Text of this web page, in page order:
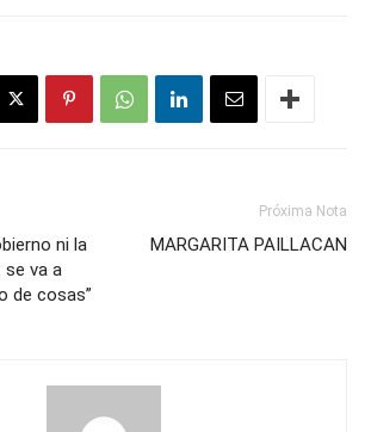
ni la
se va a
de cosas”
Próxima Nota
MARGARITA PAILLACAN